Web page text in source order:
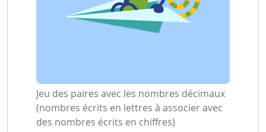
Jeu des paires avec les nombres décimaux
(nombres écrits en lettres à associer avec
des nombres écrits en chiffres)